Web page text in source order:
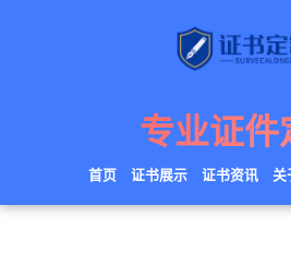
专业证件
首页 证书展示 证书资讯 关